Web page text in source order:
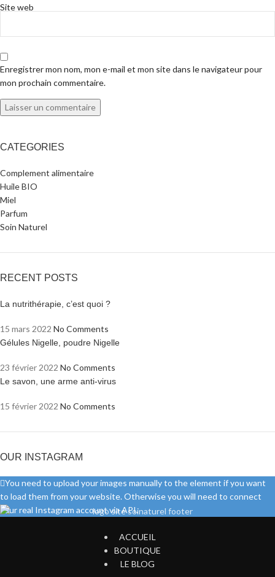
Site web
Enregistrer mon nom, mon e-mail et mon site dans le navigateur pour
mon prochain commentaire.
CATEGORIES
Complement alimentaire
Huile BIO
Miel
Parfum
Soin Naturel
RECENT POSTS
La nutrithérapie, c’est quoi ?
15 mars 2022 No Comments
Gélules Nigelle, poudre Nigelle
23 février 2022 No Comments
Le savon, une arme anti-virus
15 février 2022 No Comments
OUR INSTAGRAM
You need to upload your images manually to the element if you want
to load them from your website. Otherwise you will need to connect
your real Instagram account via API.
ACCUEIL
BOUTIQUE
LE BLOG